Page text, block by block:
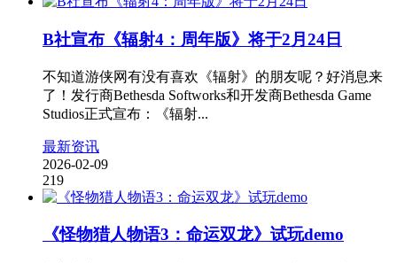
B社宣布《辐射4：周年版》将于2月24日
不知道游侠网有没有喜欢《辐射》的朋友呢？好消息来
了！发行商Bethesda Softworks和开发商Bethesda Game
Studios正式宣布：《辐射...
最新资讯
2026-02-09
219
《怪物猎人物语3：命运双龙》试玩demo